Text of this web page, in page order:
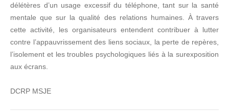
délétères d’un usage excessif du téléphone, tant sur la santé
mentale que sur la qualité des relations humaines. À travers
cette activité, les organisateurs entendent contribuer à lutter
contre l’appauvrissement des liens sociaux, la perte de repères,
l’isolement et les troubles psychologiques liés à la surexposition
aux écrans.
DCRP MSJE